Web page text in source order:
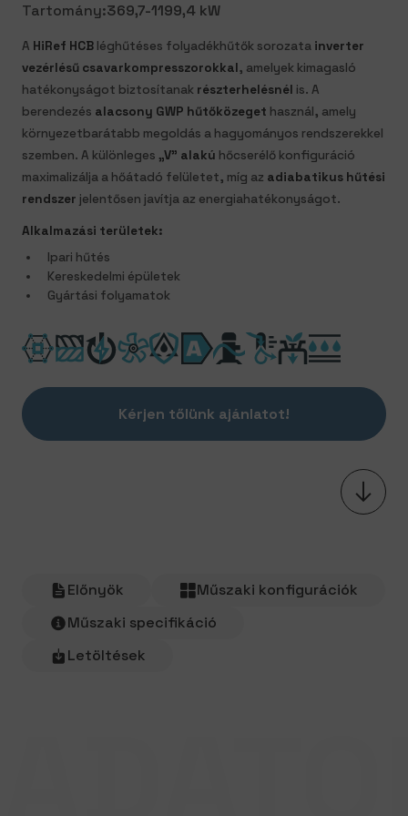
Tartomány:369,7-1199,4 kW
A HiRef HCB léghűtéses folyadékhűtők sorozata inverter
vezérlésű csavarkompresszorokkal, amelyek kimagasló
hatékonyságot biztosítanak részterhelésnél is. A
berendezés alacsony GWP hűtőközeget használ, amely
környezetbarátabb megoldás a hagyományos rendszerekkel
szemben. A különleges „V” alakú hőcserélő konfiguráció
maximalizálja a hőátadó felületet, míg az adiabatikus hűtési
rendszer jelentősen javítja az energiahatékonyságot.
Alkalmazási területek:
Ipari hűtés
Kereskedelmi épületek
Gyártási folyamatok
Kérjen tőlünk ajánlatot!
Előnyök
Műszaki konfigurációk
Műszaki specifikáció
Letöltések